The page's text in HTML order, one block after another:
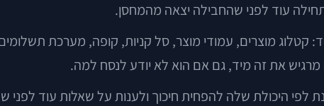
עוד לפני שהחבילה יצאה מהמחסן.
קטלוג מוצרים, עמודי מוצר, סל קניות, קופה, מערכת
את זה מיד, גם אם הוא לא יודע לנסח למה.
לפי היכולת שלה להפחית חיכוך ולענות על שאלות עוד לפני